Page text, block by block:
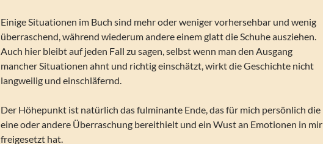
Einige Situationen im Buch sind mehr oder weniger vorhersehbar und wenig
überraschend, während wiederum andere einem glatt die Schuhe ausziehen.
Auch hier bleibt auf jeden Fall zu sagen, selbst wenn man den Ausgang
mancher Situationen ahnt und richtig einschätzt, wirkt die Geschichte nicht
langweilig und einschläfernd.
Der Höhepunkt ist natürlich das fulminante Ende, das für mich persönlich die
eine oder andere Überraschung bereithielt und ein Wust an Emotionen in mir
freigesetzt hat.